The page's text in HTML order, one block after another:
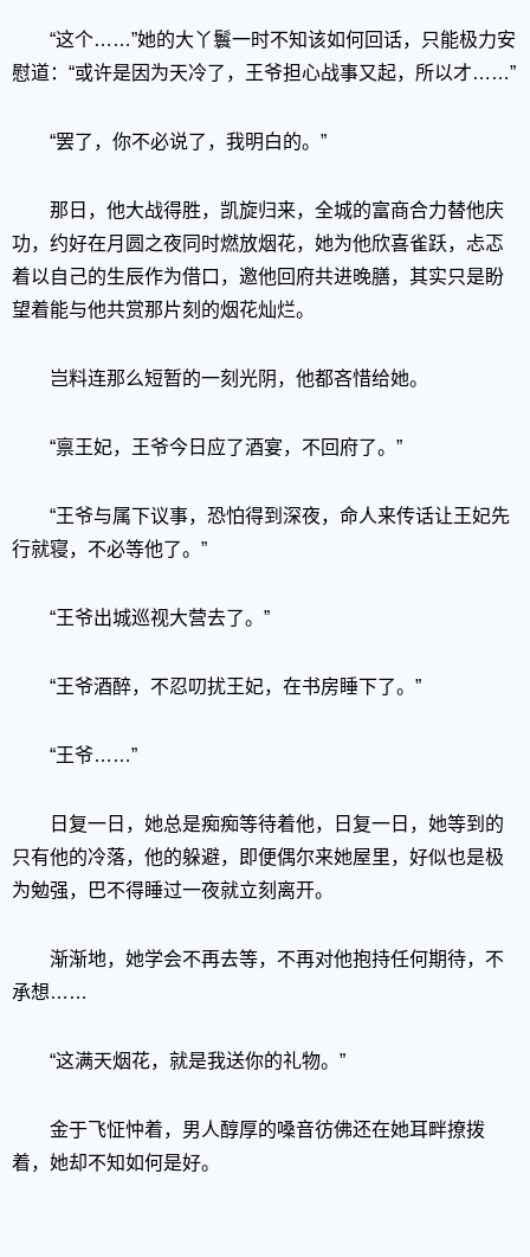
“这个……”她的大丫鬟一时不知该如何回话，只能极力安
慰道：“或许是因为天冷了，王爷担心战事又起，所以才……”
“罢了，你不必说了，我明白的。”
那日，他大战得胜，凯旋归来，全城的富商合力替他庆
功，约好在月圆之夜同时燃放烟花，她为他欣喜雀跃，忐忑
着以自己的生辰作为借口，邀他回府共进晚膳，其实只是盼
望着能与他共赏那片刻的烟花灿烂。
岂料连那么短暂的一刻光阴，他都吝惜给她。
“禀王妃，王爷今日应了酒宴，不回府了。”
“王爷与属下议事，恐怕得到深夜，命人来传话让王妃先
行就寝，不必等他了。”
“王爷出城巡视大营去了。”
“王爷酒醉，不忍叨扰王妃，在书房睡下了。”
“王爷……”
日复一日，她总是痴痴等待着他，日复一日，她等到的
只有他的冷落，他的躲避，即便偶尔来她屋里，好似也是极
为勉强，巴不得睡过一夜就立刻离开。
渐渐地，她学会不再去等，不再对他抱持任何期待，不
承想……
“这满天烟花，就是我送你的礼物。”
金于飞怔忡着，男人醇厚的嗓音彷佛还在她耳畔撩拨
着，她却不知如何是好。